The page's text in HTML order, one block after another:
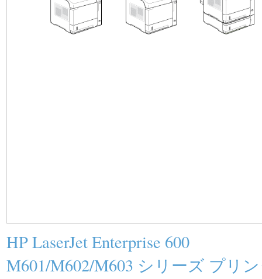
HP LaserJet Enterprise 600
M601/M602/M603 シリーズ プリ